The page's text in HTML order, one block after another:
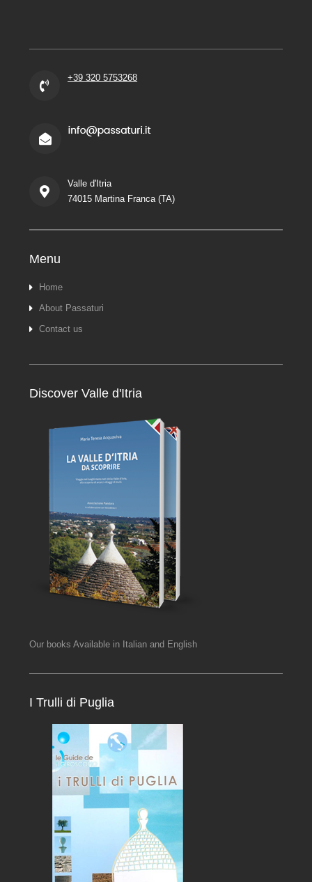
+39 320 5753268
Valle d'Itria
74015 Martina Franca (TA)
Menu
Home
About Passaturi
Contact us
Discover Valle d'Itria
Our books Available in Italian and English
I Trulli di Puglia